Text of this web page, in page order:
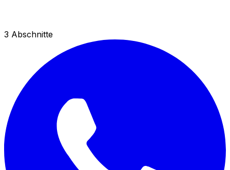
3 Abschnitte